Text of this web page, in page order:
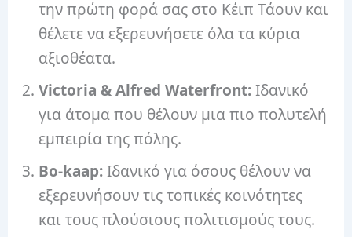
την πρώτη φορά σας στο Κέιπ Τάουν και
θέλετε να εξερευνήσετε όλα τα κύρια
αξιοθέατα.
Victoria & Alfred Waterfront:Ιδανικό
για άτομα που θέλουν μια πιο πολυτελή
εμπειρία της πόλης.
Bo-kaap:Ιδανικό για όσους θέλουν να
εξερευνήσουν τις τοπικές κοινότητες
και τους πλούσιους πολιτισμούς τους.